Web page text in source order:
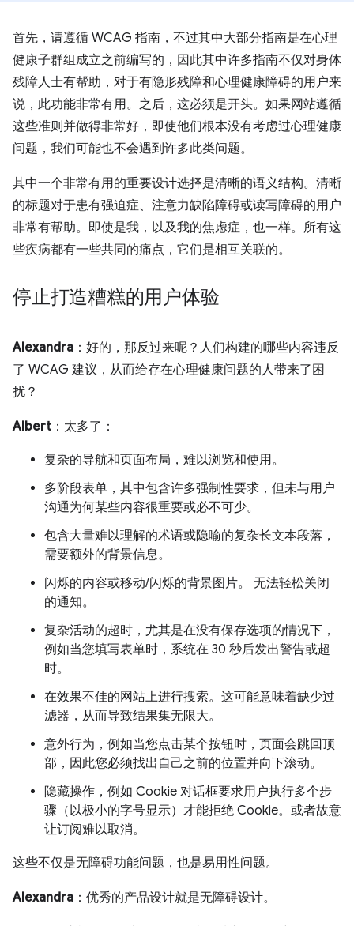
首先，请遵循 WCAG 指南，不过其中大部分指南是在心理
健康子群组成立之前编写的，因此其中许多指南不仅对身体
残障人士有帮助，对于有隐形残障和心理健康障碍的用户来
说，此功能非常有用。之后，这必须是开头。如果网站遵循
这些准则并做得非常好，即使他们根本没有考虑过心理健康
问题，我们可能也不会遇到许多此类问题。
其中一个非常有用的重要设计选择是清晰的语义结构。清晰
的标题对于患有强迫症、注意力缺陷障碍或读写障碍的用户
非常有帮助。即使是我，以及我的焦虑症，也一样。所有这
些疾病都有一些共同的痛点，它们是相互关联的。
停止打造糟糕的用户体验
Alexandra ：好的，那反过来呢？人们构建的哪些内容违反
了 WCAG 建议，从而给存在心理健康问题的人带来了困
扰？
Albert ：太多了：
复杂的导航和页面布局，难以浏览和使用。
多阶段表单，其中包含许多强制性要求，但未与用户
沟通为何某些内容很重要或必不可少。
包含大量难以理解的术语或隐喻的复杂长文本段落，
需要额外的背景信息。
闪烁的内容或移动/闪烁的背景图片。 无法轻松关闭
的通知。
复杂活动的超时，尤其是在没有保存选项的情况下，
例如当您填写表单时，系统在 30 秒后发出警告或超
时。
在效果不佳的网站上进行搜索。这可能意味着缺少过
滤器，从而导致结果集无限大。
意外行为，例如当您点击某个按钮时，页面会跳回顶
部，因此您必须找出自己之前的位置并向下滚动。
隐藏操作，例如 Cookie 对话框要求用户执行多个步
骤（以极小的字号显示）才能拒绝 Cookie。或者故意
让订阅难以取消。
这些不仅是无障碍功能问题，也是易用性问题。
Alexandra ：优秀的产品设计就是无障碍设计。